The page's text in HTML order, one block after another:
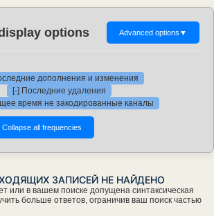
options Advanced options ▼
дополнения и изменения
[-] Последние удаления
время не закодированные каналы
ЗАПИСЕЙ НЕ НАЙДЕНО
или в вашем поиске допущена синтаксическая
больше ответов, ограничив ваш поиск частью